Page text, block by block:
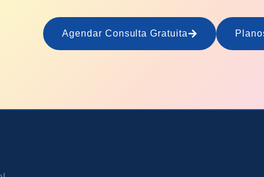
Agendar Consulta Gratuita